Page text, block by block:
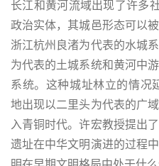
长江和黄河流域出现了许多
政治实体，其城邑形态可以
浙江杭州良渚为代表的水城
为代表的土城系统和黄河中
系统。这种城址林立的情况
地出现以二里头为代表的广
入青铜时代。许宏教授提出
遗址在中华文明演进的过程